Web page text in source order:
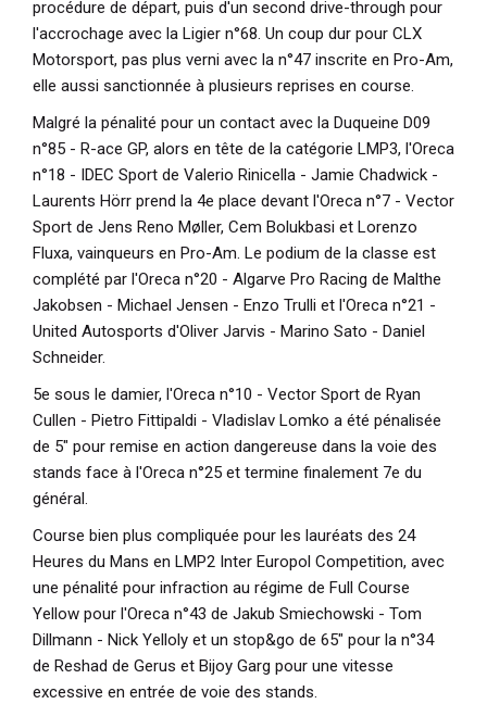
procédure de départ, puis d'un second drive-through pour
l'accrochage avec la Ligier n°68. Un coup dur pour CLX
Motorsport, pas plus verni avec la n°47 inscrite en Pro-Am,
elle aussi sanctionnée à plusieurs reprises en course.
Malgré la pénalité pour un contact avec la Duqueine D09
n°85 - R-ace GP, alors en tête de la catégorie LMP3, l'Oreca
n°18 - IDEC Sport de Valerio Rinicella - Jamie Chadwick -
Laurents Hörr prend la 4e place devant l'Oreca n°7 - Vector
Sport de Jens Reno Møller, Cem Bolukbasi et Lorenzo
Fluxa, vainqueurs en Pro-Am. Le podium de la classe est
complété par l'Oreca n°20 - Algarve Pro Racing de Malthe
Jakobsen - Michael Jensen - Enzo Trulli et l'Oreca n°21 -
United Autosports d'Oliver Jarvis - Marino Sato - Daniel
Schneider.
5e sous le damier, l'Oreca n°10 - Vector Sport de Ryan
Cullen - Pietro Fittipaldi - Vladislav Lomko a été pénalisée
de 5" pour remise en action dangereuse dans la voie des
stands face à l'Oreca n°25 et termine finalement 7e du
général.
Course bien plus compliquée pour les lauréats des 24
Heures du Mans en LMP2 Inter Europol Competition, avec
une pénalité pour infraction au régime de Full Course
Yellow pour l'Oreca n°43 de Jakub Smiechowski - Tom
Dillmann - Nick Yelloly et un stop&go de 65" pour la n°34
de Reshad de Gerus et Bijoy Garg pour une vitesse
excessive en entrée de voie des stands.